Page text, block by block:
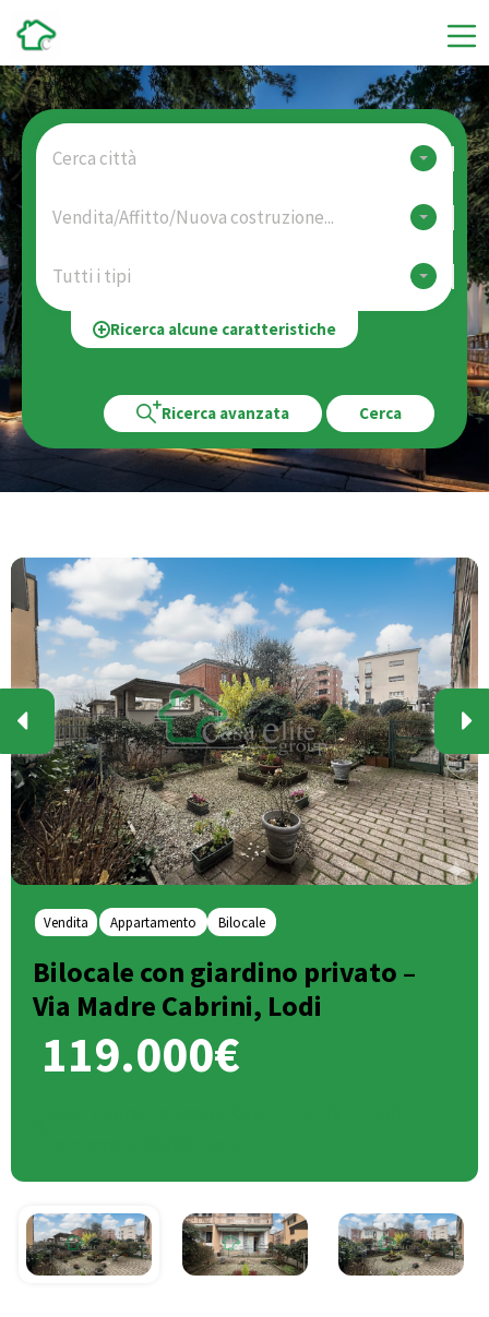
Cerca città
Vendita/Affitto/Nuova costruzione...
Tutti i tipi
Ricerca alcune caratteristiche
Ricerca avanzata Cerca
Vendita Appartamento Bilocale
Bilocale con giardino privato –
Via Madre Cabrini, Lodi
119.000€